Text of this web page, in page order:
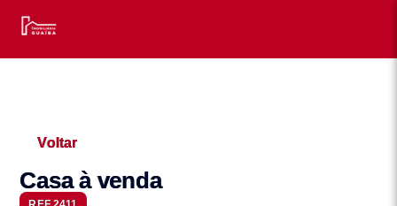
Voltar
Casa à venda